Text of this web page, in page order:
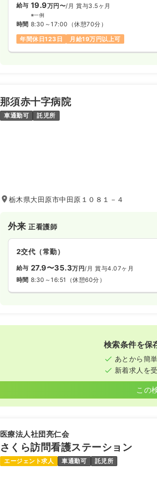
給与 19.9万円〜/月 賞与3.5ヶ月
※一例
時間 8:30～17:00 （休憩70分）
年間休日123日
月給19万円以上可
那須赤十字病院
車通勤可 託児所
栃木県大田原市中田原１０８１－４
外来正看護師
2交代（常勤）
給与 27.9〜35.3万円/月 賞与4.07ヶ月
時間 8:30～16:51 （休憩60分）
検索条件を保
あとから簡
新着求人を
この
医療法人社団亮仁会
さくら訪問看護ステーション
エージェント求人 車通勤可 託児所